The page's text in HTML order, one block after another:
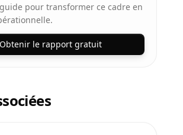
pour transformer ce cadre en
Obtenir le rapport gratuit